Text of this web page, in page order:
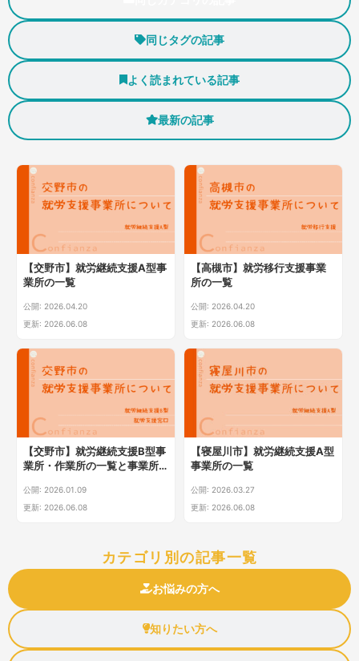
同じタグの記事
よく読まれている記事
最新の記事
【交野市】就労継続支援A型事
業所の一覧
公開: 2026.04.20
更新: 2026.06.08
【高槻市】就労移行支援事業
所の一覧
公開: 2026.04.20
更新: 2026.06.08
【交野市】就労継続支援B型事
業所・作業所の一覧と事業所
公開: 2026.01.09
更新: 2026.06.08
【寝屋川市】就労継続支援A型
事業所の一覧
公開: 2026.03.27
更新: 2026.06.08
カテゴリ別の記事一覧
お悩みの方へ
知りたい方へ